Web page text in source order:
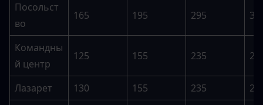
Посольст
во
165 195 295
Командны
й центр
125 155 235
Лазарет 130 155 235